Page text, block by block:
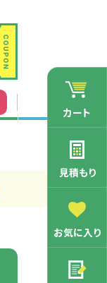
カート
見積もり
お気に入り